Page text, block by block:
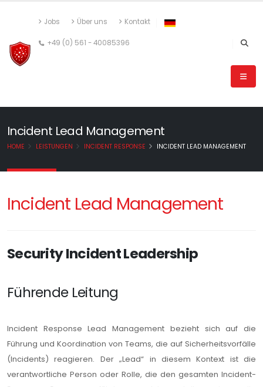
Jobs Über uns Kontakt
+49 (0) 561 - 40085396
Incident Lead Management
HOME LEISTUNGEN INCIDENT RESPONSE INCIDENT LEAD MANAGEMENT
Incident Lead Management
Security Incident Leadership
Führende Leitung
Incident Response Lead Management bezieht sich auf die
Führung und Koordination von Teams, die auf Sicherheitsvorfälle
(Incidents) reagieren. Der „Lead“ in diesem Kontext ist die
verantwortliche Person oder Rolle, die den gesamten Incident-